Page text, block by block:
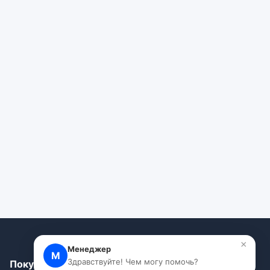
Покупателям
М
Менеджер
Здравствуйте! Чем могу помочь?
×